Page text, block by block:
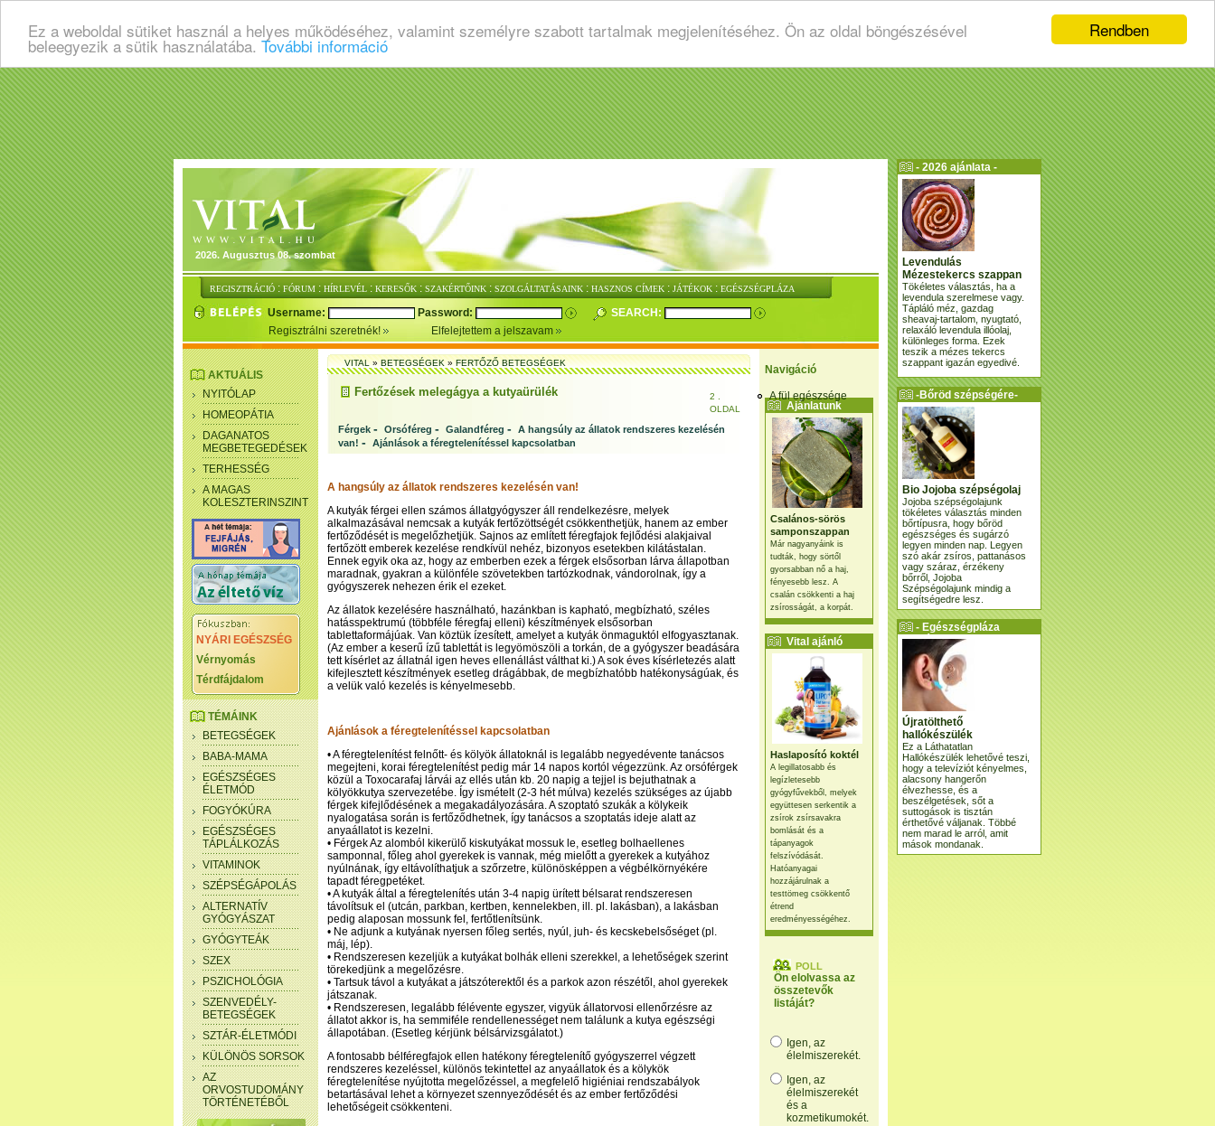
Rendben
Ez a weboldal sütiket használ a helyes működéséhez, valamint személyre szabott tartalmak megjelenítéséhez. Ön az oldal böngészésével
beleegyezik a sütik használatába. További információ
2026. Augusztus 08. szombat
REGISZTRÁCIÓ : FÓRUM : HÍRLEVÉL : KERESŐK : SZAKÉRTŐINK : SZOLGÁLTATÁSAINK : HASZNOS CÍMEK : JÁTÉKOK : EGÉSZSÉGPLÁZA
Username: Password:
SEARCH:
Regisztrálni szeretnék!
Elfelejtettem a jelszavam
Navigáció
A fül egészsége
Ajánlatunk
Csalános-sörös
samponszappan
Már nagyanyáink is
tudták, hogy sörtől
gyorsabban nő a haj,
fényesebb lesz. A
csalán csökkenti a haj
zsírosságát, a korpát.
Vital ajánló
Haslaposító koktél
A legillatosabb és
legízletesebb
gyógyfűvekből, melyek
együttesen serkentik a
zsírok zsírsavakra
bomlását és a
tápanyagok
felszívódását.
Hatóanyagai
hozzájárulnak a
testtömeg csökkentő
étrend
eredményességéhez.
POLL
Ön elolvassa az
összetevők
listáját?
Igen, az
élelmiszerekét.
Igen, az
élelmiszerekét
és a
kozmetikumokét.
AKTUÁLIS
NYITÓLAP
HOMEOPÁTIA
DAGANATOS
MEGBETEGEDÉSEK
TERHESSÉG
A MAGAS
KOLESZTERINSZINT
NYÁRI EGÉSZSÉG
Vérnyomás
Térdfájdalom
TÉMÁINK
BETEGSÉGEK
BABA-MAMA
EGÉSZSÉGES
ÉLETMÓD
FOGYÓKÚRA
EGÉSZSÉGES
TÁPLÁLKOZÁS
VITAMINOK
SZÉPSÉGÁPOLÁS
ALTERNATÍV
GYÓGYÁSZAT
GYÓGYTEÁK
SZEX
PSZICHOLÓGIA
SZENVEDÉLY-
BETEGSÉGEK
SZTÁR-ÉLETMÓDI
KÜLÖNÖS SORSOK
AZ
ORVOSTUDOMÁNY
TÖRTÉNETÉBŐL
VITAL»BETEGSÉGEK»FERTŐZŐ BETEGSÉGEK
Fertőzések melegágya a kutyaürülék
2 .
OLDAL
Férgek - Orsóféreg - Galandféreg - A hangsúly az állatok rendszeres kezelésén
van! - Ajánlások a féregtelenítéssel kapcsolatban
A hangsúly az állatok rendszeres kezelésén van!
A kutyák férgei ellen számos állatgyógyszer áll rendelkezésre, melyek
alkalmazásával nemcsak a kutyák fertőzöttségét csökkenthetjük, hanem az ember
fertőződését is megelőzhetjük. Sajnos az említett féregfajok fejlődési alakjaival
fertőzött emberek kezelése rendkívül nehéz, bizonyos esetekben kilátástalan.
Ennek egyik oka az, hogy az emberben ezek a férgek elsősorban lárva állapotban
maradnak, gyakran a különféle szövetekben tartózkodnak, vándorolnak, így a
gyógyszerek nehezen érik el ezeket.
Az állatok kezelésére használható, hazánkban is kapható, megbízható, széles
hatásspektrumú (többféle féregfaj elleni) készítmények elsősorban
tablettaformájúak. Van köztük ízesített, amelyet a kutyák önmaguktól elfogyasztanak.
(Az ember a keserű ízű tablettát is legyömöszöli a torkán, de a gyógyszer beadására
tett kísérlet az állatnál igen heves ellenállást válthat ki.) A sok éves kísérletezés alatt
kifejlesztett készítmények esetleg drágábbak, de megbízhatóbb hatékonyságúak, és
a velük való kezelés is kényelmesebb.
Ajánlások a féregtelenítéssel kapcsolatban
• A féregtelenítést felnőtt- és kölyök állatoknál is legalább negyedévente tanácsos
megejteni, korai féregtelenítést pedig már 14 napos kortól végezzünk. Az orsóférgek
közül a Toxocarafaj lárvái az ellés után kb. 20 napig a tejjel is bejuthatnak a
kölyökkutya szervezetébe. Így ismételt (2-3 hét múlva) kezelés szükséges az újabb
férgek kifejlődésének a megakadályozására. A szoptató szukák a kölykeik
nyalogatása során is fertőződhetnek, így tanácsos a szoptatás ideje alatt az
anyaállatot is kezelni.
• Férgek Az alomból kikerülő kiskutyákat mossuk le, esetleg bolhaellenes
samponnal, főleg ahol gyerekek is vannak, még mielőtt a gyerekek a kutyához
nyúlnának, így eltávolíthatjuk a szőrzetre, különösképpen a végbélkörnyékére
tapadt féregpetéket.
• A kutyák által a féregtelenítés után 3-4 napig ürített bélsarat rendszeresen
távolítsuk el (utcán, parkban, kertben, kennelekben, ill. pl. lakásban), a lakásban
pedig alaposan mossunk fel, fertőtlenítsünk.
• Ne adjunk a kutyának nyersen főleg sertés, nyúl, juh- és kecskebelsőséget (pl.
máj, lép).
• Rendszeresen kezeljük a kutyákat bolhák elleni szerekkel, a lehetőségek szerint
törekedjünk a megelőzésre.
• Tartsuk távol a kutyákat a játszóterektől és a parkok azon részétől, ahol gyerekek
játszanak.
• Rendszeresen, legalább félévente egyszer, vigyük állatorvosi ellenőrzésre az
állatot akkor is, ha semmiféle rendellenességet nem találunk a kutya egészségi
állapotában. (Esetleg kérjünk bélsárvizsgálatot.)
A fontosabb bélféregfajok ellen hatékony féregtelenítő gyógyszerrel végzett
rendszeres kezeléssel, különös tekintettel az anyaállatok és a kölykök
féregtelenítése nyújtotta megelőzéssel, a megfelelő higiéniai rendszabályok
betartásával lehet a környezet szennyeződését és az ember fertőződési
lehetőségeit csökkenteni.
- 2026 ajánlata -
Levendulás
Mézestekercs szappan
Tökéletes választás, ha a
levendula szerelmese vagy.
Tápláló méz, gazdag
sheavaj-tartalom, nyugtató,
relaxáló levendula illóolaj,
különleges forma. Ezek
teszik a mézes tekercs
szappant igazán egyedivé.
-Bőröd szépségére-
Bio Jojoba szépségolaj
Jojoba szépségolajunk
tökéletes választás minden
bőrtípusra, hogy bőröd
egészséges és sugárzó
legyen minden nap. Legyen
szó akár zsíros, pattanásos
vagy száraz, érzékeny
bőrről, Jojoba
Szépségolajunk mindig a
segítségedre lesz.
- Egészségpláza
ajánlatunk -
Újratölthető
hallókészülék
Ez a Láthatatlan
Hallókészülék lehetővé teszi,
hogy a televíziót kényelmes,
alacsony hangerőn
élvezhesse, és a
beszélgetések, sőt a
suttogások is tisztán
érthetővé váljanak. Többé
nem marad le arról, amit
mások mondanak.